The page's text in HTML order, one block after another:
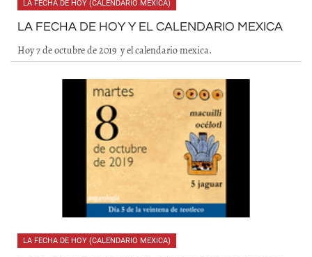
LA FECHA DE HOY (CALENDARIO MEXICA)
LA FECHA DE HOY Y EL CALENDARIO MEXICA
Hoy 7 de octubre de 2019 y el calendario mexica.
LA FECHA DE HOY (CALENDARIO MEXICA)